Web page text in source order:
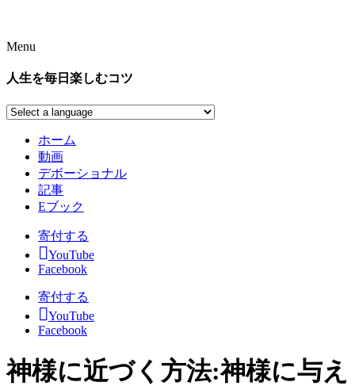
Menu
人生を毎日楽しむコツ
ホーム
動画
デボーショナル
記事
Eブック
寄付する
YouTube
Facebook
寄付する
YouTube
Facebook
神様に近づく方法:神様に与え